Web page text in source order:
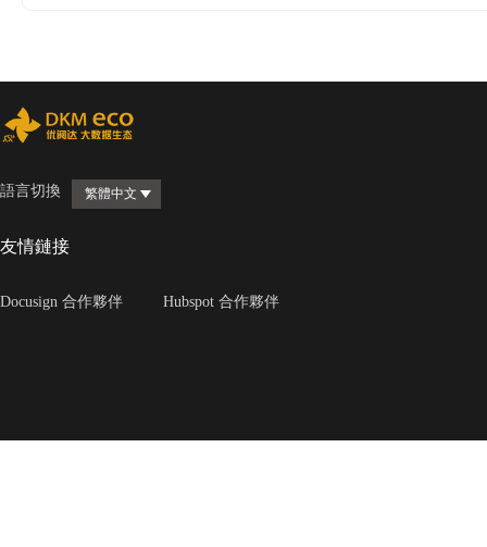
語言切換 繁體中文
友情鏈接
Docusign 合作夥伴 Hubspot 合作夥伴